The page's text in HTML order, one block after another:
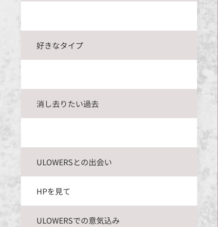
好きなタイプ
消し去りたい過去
ULOWERSとの出会い
HPを見て
ULOWERSでの意気込み